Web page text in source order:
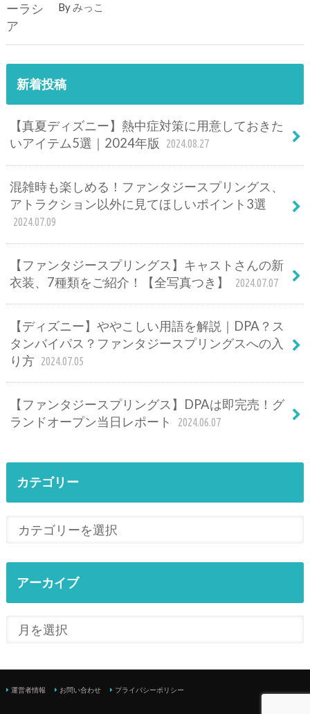
Byみっこ
新着投稿
【真夏ディズニー】熱中症対策に用意しておきた
いアイテム5選｜2024年版
2024.08.27
混雑時も楽しめる！ファンタジースプリングス、
アトラクション以外に見てほしいポイント3選
2024.07.09
【ファンタジースプリングス】キャストさんの新
衣装、7種類をご紹介！【全写真つき】
2024.07.07
【ディズニー】ややこしい用語を解説｜DPA？ス
タンバイパス？ファンタジースプリングスへの入
り方 2024.07.05
【ファンタジースプリングス】DPAは即完売！グ
ランドオープン当日レポート
2024.06.07
カテゴリー
アーカイブ
運営者情報 お問い合わせ プライバシーポリシー